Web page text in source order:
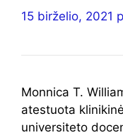
15 birželio, 2021
Monnica T.
atestuota
universiteto